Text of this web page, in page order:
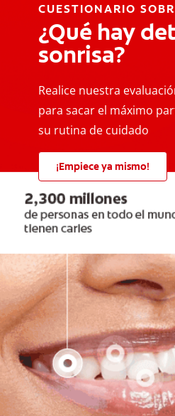
CUESTIONARIO
¿Qué hay
sonrisa?
Realice nuestra
para sacar el máximo
su rutina de cuidado
¡Empiece ya mismo!